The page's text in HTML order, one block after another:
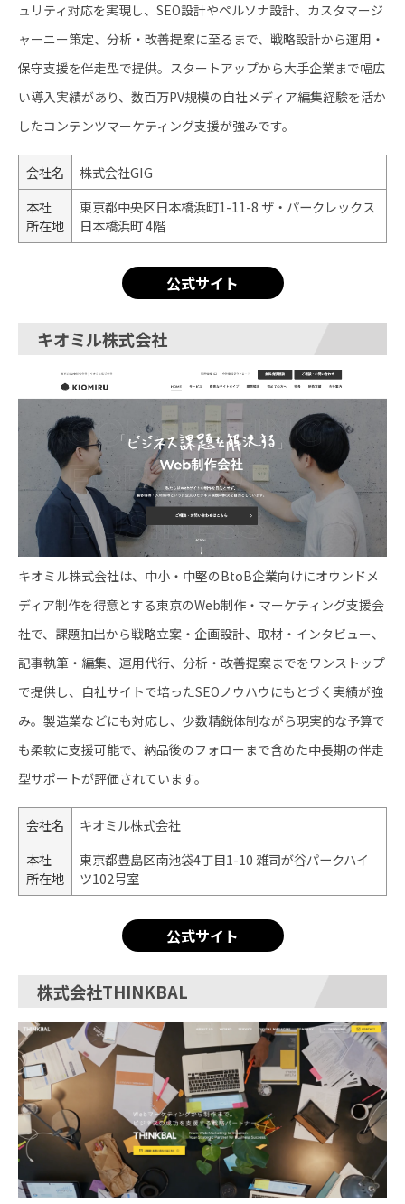
ュリティ対応を実現し、SEO設計やペルソナ設計、カスタマージ
ャーニー策定、分析・改善提案に至るまで、戦略設計から運用・
保守支援を伴走型で提供。スタートアップから大手企業まで幅広
い導入実績があり、数百万PV規模の自社メディア編集経験を活か
したコンテンツマーケティング支援が強みです。
会社名
株式会社GIG
本社
所在地
東京都中央区日本橋浜町1-11-8 ザ・パークレックス
日本橋浜町 4階
公式サイト
キオミル株式会社
キオミル株式会社は、中小・中堅のBtoB企業向けにオウンドメ
ディア制作を得意とする東京のWeb制作・マーケティング支援会
社で、課題抽出から戦略立案・企画設計、取材・インタビュー、
記事執筆・編集、運用代行、分析・改善提案までをワンストップ
で提供し、自社サイトで培ったSEOノウハウにもとづく実績が強
み。製造業などにも対応し、少数精鋭体制ながら現実的な予算で
も柔軟に支援可能で、納品後のフォローまで含めた中長期の伴走
型サポートが評価されています。
会社名
キオミル株式会社
本社
所在地
東京都豊島区南池袋4丁目1-10 雑司が谷パークハイ
ツ102号室
公式サイト
株式会社THINKBAL